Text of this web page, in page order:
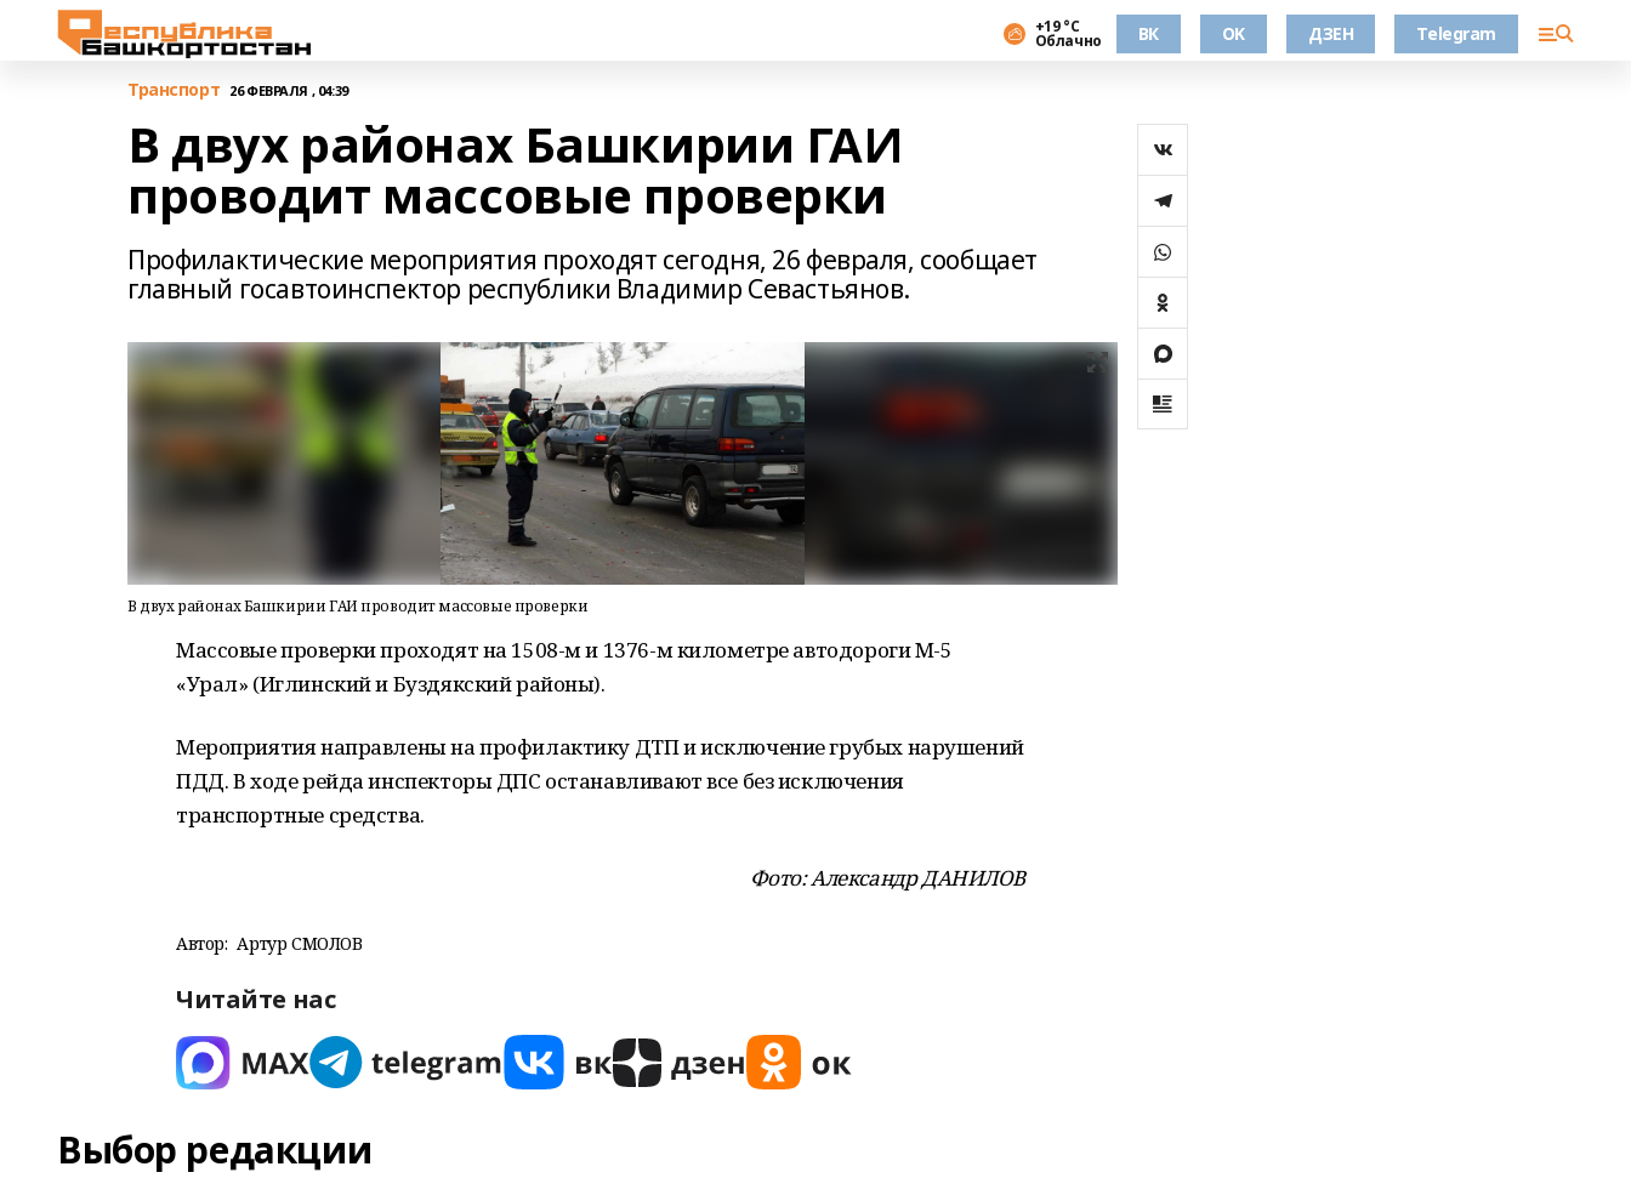
+19 °С
Облачно ВК OK ДЗЕН Telegram
Транспорт 26 ФЕВРАЛЯ , 04:39
В двух районах Башкирии ГАИ
проводит массовые проверки
Профилактические мероприятия проходят сегодня, 26 февраля, сообщает
главный госавтоинспектор республики Владимир Севастьянов.
В двух районах Башкирии ГАИ проводит массовые проверки
Массовые проверки проходят на 1508-м и 1376-м километре автодороги М-5
«Урал» (Иглинский и Буздякский районы).
Мероприятия направлены на профилактику ДТП и исключение грубых нарушений
ПДД. В ходе рейда инспекторы ДПС останавливают все без исключения
транспортные средства.
Фото: Александр ДАНИЛОВ
Автор: Артур СМОЛОВ
Читайте нас
Выбор редакции